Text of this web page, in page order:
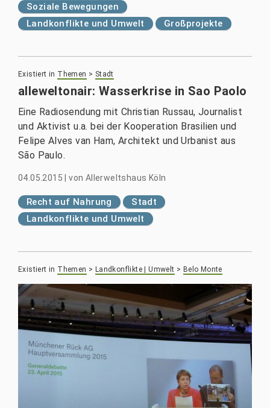
Soziale Bewegungen
Landkonflikte und Umwelt
Großprojekte
Existiert in Themen > Stadt
alleweltonair: Wasserkrise in Sao Paolo
Eine Radiosendung mit Christian Russau, Journalist
und Aktivist u.a. bei der Kooperation Brasilien und
Felipe Alves van Ham, Architekt und Urbanist aus
São Paulo.
04.05.2015 |von Allerweltshaus Köln
Recht auf Nahrung
Stadt
Landkonflikte und Umwelt
Existiert in Themen > Landkonflikte | Umwelt > Belo Monte